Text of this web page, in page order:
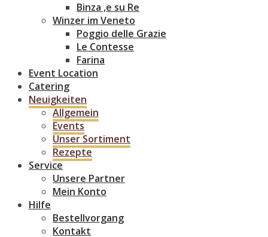
Binza ‚e su Re
Winzer im Veneto
Poggio delle Grazie
Le Contesse
Farina
Event Location
Catering
Neuigkeiten
Allgemein
Events
Unser Sortiment
Rezepte
Service
Unsere Partner
Mein Konto
Hilfe
Bestellvorgang
Kontakt